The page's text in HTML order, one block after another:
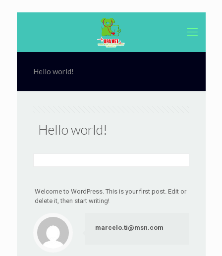
Hello world!
Hello world!
Welcome to WordPress. This is your first post. Edit or
delete it, then start writing!
marcelo.ti@msn.com